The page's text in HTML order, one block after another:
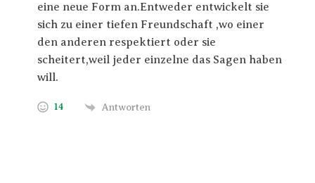
eine neue Form an.Entweder entwickelt sie
sich zu einer tiefen Freundschaft ,wo einer
den anderen respektiert oder sie
scheitert,weil jeder einzelne das Sagen haben
will.
14 Antworten